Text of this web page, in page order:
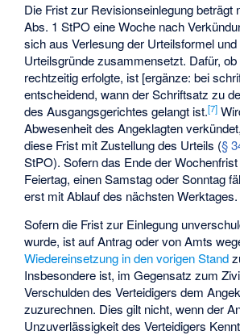
Die Frist zur Revisionseinlegung beträgt
Abs. 1 StPO eine Woche nach
sich aus Verlesung der Urteilsformel
Urteilsgründe zusammensetzt. Dafür, ob
rechtzeitig erfolgte, ist [ergänze: bei
entscheidend, wann der Schriftsatz zu
des Ausgangsgerichtes gelangt ist.[7]
Abwesenheit des Angeklagten
diese Frist mit Zustellung des Urteils (§
StPO). Sofern das Ende der
Feiertag, einen Samstag oder Sonntag
erst mit Ablauf des nächsten Werktages.
Sofern die Frist zur Einlegung
wurde, ist auf Antrag oder von Amts
Wiedereinsetzung in den vorigen Stand
Insbesondere ist, im Gegensatz zum
Verschulden des Verteidigers dem
zuzurechnen. Dies gilt nicht, wenn der
Unzuverlässigkeit des Verteidigers